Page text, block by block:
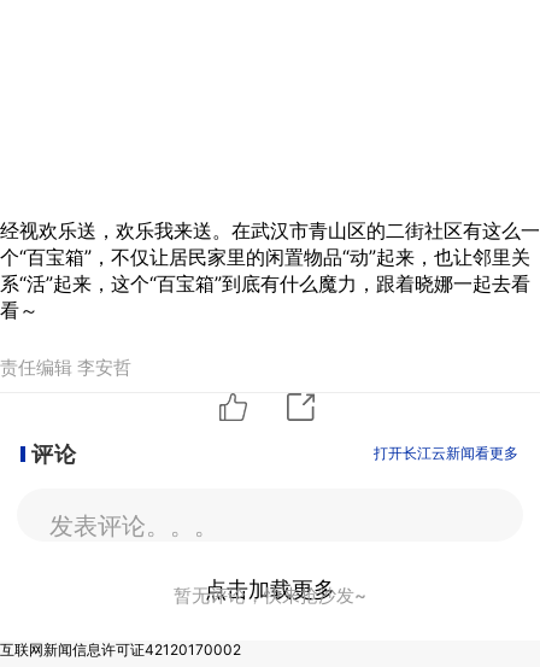
经视欢乐送，欢乐我来送。在武汉市青山区的二街社区有这么一
个“百宝箱”，不仅让居民家里的闲置物品“动”起来，也让邻里关
系“活”起来，这个“百宝箱”到底有什么魔力，跟着晓娜一起去看
看～
责任编辑 李安哲
评论 打开长江云新闻看更多
发表评论。。。
暂无评论，快来抢沙发~
点击加载更多
互联网新闻信息许可证42120170002